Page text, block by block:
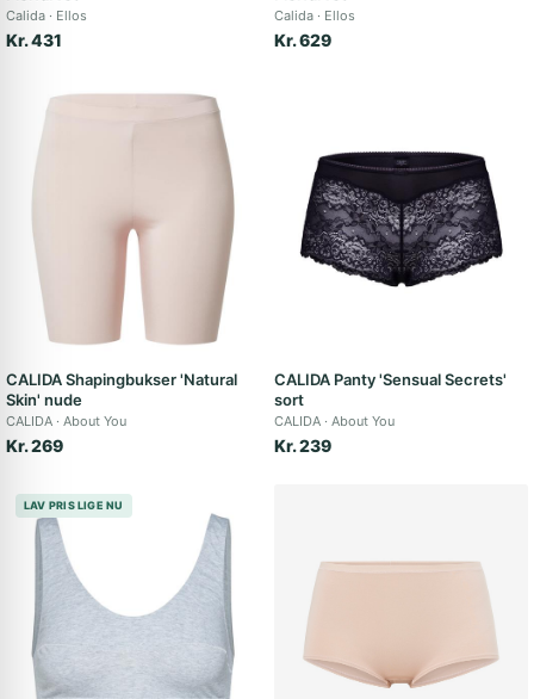
Calida Ellos
Kr. 431
Calida Ellos
Kr. 629
CALIDA Shapingbukser 'Natural
Skin' nude
CALIDA About You
Kr. 269
CALIDA Panty 'Sensual Secrets'
sort
CALIDA About You
Kr. 239
LAV PRIS LIGE NU